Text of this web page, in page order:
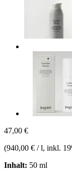
47,00 €
(940,00 € / l, inkl.
Inhalt: 50 ml